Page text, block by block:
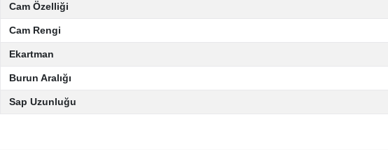
Cam Özelliği
Cam Rengi
Ekartman
Burun Aralığı
Sap Uzunluğu